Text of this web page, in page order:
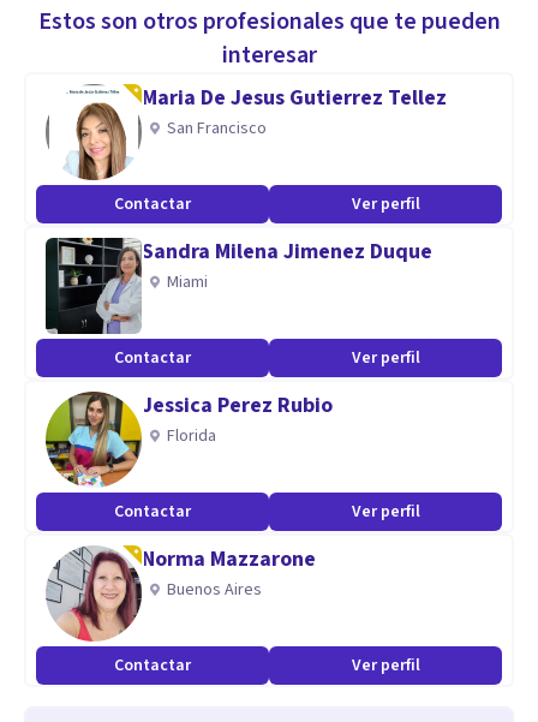
Estos son otros profesionales que te pueden
interesar
Maria De Jesus Gutierrez Tellez
San Francisco
Contactar Ver perfil
Sandra Milena Jimenez Duque
Miami
Contactar Ver perfil
Jessica Perez Rubio
Florida
Contactar Ver perfil
Norma Mazzarone
Buenos Aires
Contactar Ver perfil